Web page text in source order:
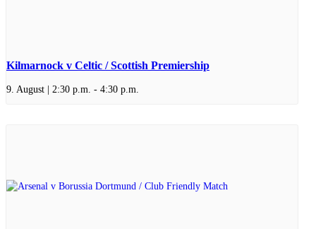
Kilmarnock v Celtic / Scottish Premiership
9. August | 2:30 p.m. - 4:30 p.m.